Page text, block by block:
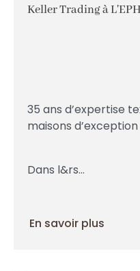
Keller Trading à
35 ans d’expertise
maisons d’exception
Dans l&rs...
En savoir plus